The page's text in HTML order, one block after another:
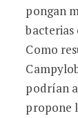
pongan
bacterias
Como
podrían
propone